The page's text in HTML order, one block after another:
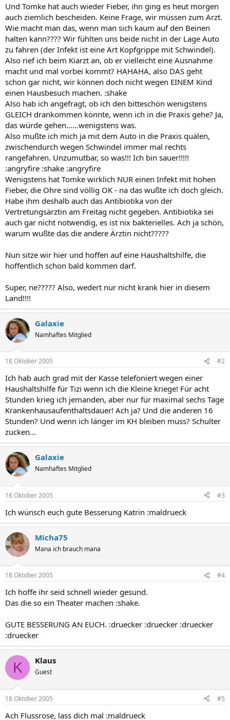
Und Tomke hat auch wieder Fieber, ihn ging es heut morgen
auch ziemlich bescheiden. Keine Frage, wir müssen zum Arzt.
Wie macht man das, wenn man sich kaum auf den Beinen
halten kann???? Wir fühlten uns beide nicht in der Lage Auto
zu fahren (der Infekt ist eine Art Kopfgrippe mit Schwindel).
Also rief ich beim Kiarzt an, ob er vielleicht eine Ausnahme
macht und mal vorbei kommt? HAHAHA, also DAS geht
schon gar nicht, wir können doch nicht wegen EINEM Kind
einen Hausbesuch machen. :shake
Also hab ich angefragt, ob ich den bitteschön wenigstens
GLEICH drankommen könnte, wenn ich in die Praxis gehe? Ja,
das würde gehen......wenigstens was.
Also mußte ich mich ja mit dem Auto in die Praxis quälen,
zwischendurch wegen Schwindel immer mal rechts
rangefahren. Unzumutbar, so was!!! Ich bin sauer!!!!!
:angryfire :shake :angryfire
Wenigstens hat Tomke wirklich NUR einen Infekt mit hohen
Fieber, die Ohre sind völlig OK - na das wußte ich doch gleich.
Habe ihm deshalb auch das Antibiotika von der
Vertretungsärztin am Freitag nicht gegeben. Antibiotika sei
auch gar nicht notwendig, es ist nix bakterielles. Ach ja schön,
warum wußte das die andere Ärztin nicht?????
Nun sitze wir hier und hoffen auf eine Haushaltshilfe, die
hoffentlich schon bald kommen darf.
Super, ne????? Also, wedert nur nicht krank hier in diesem
Land!!!!
Galaxie
Namhaftes Mitglied
18 Oktober 2005 #2
Ich hab auch grad mit der Kasse telefoniert wegen einer
Haushaltshilfe für Tizi wenn ich die Kleine kriege! Für acht
Stunden krieg ich jemanden, aber nur für maximal sechs Tage
Krankenhausaufenthaltsdauer! Ach ja? Und die anderen 16
Stunden? Und wenn ich länger im KH bleiben muss? Schulter
zucken...
Galaxie
Namhaftes Mitglied
18 Oktober 2005 #3
Ich wünsch euch gute Besserung Katrin :maldrueck
Micha75
Mana ich brauch mana
18 Oktober 2005 #4
Ich hoffe ihr seid schnell wieder gesund.
Das die so ein Theater machen :shake.
GUTE BESSERUNG AN EUCH. :druecker :druecker :druecker
:druecker
K Klaus
Guest
18 Oktober 2005 #5
Ach Flussrose, lass dich mal :maldrueck